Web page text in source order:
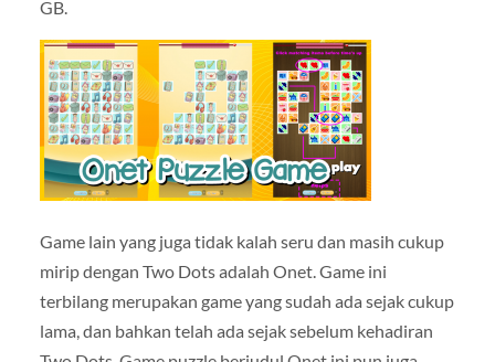
GB.
Game lain yang juga tidak kalah seru dan masih cukup
mirip dengan Two Dots adalah Onet. Game ini
terbilang merupakan game yang sudah ada sejak cukup
lama, dan bahkan telah ada sejak sebelum kehadiran